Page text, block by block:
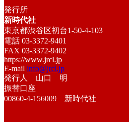
発行所
新時代社
東京都渋谷区初台1-50-4-103
電話 03-3372-9401
FAX 03-3372-9402
https://www.jrcl.jp
E-mail info@jrcl.jp
発行人 山口 明
振替口座
00860-4-156009 新時代社